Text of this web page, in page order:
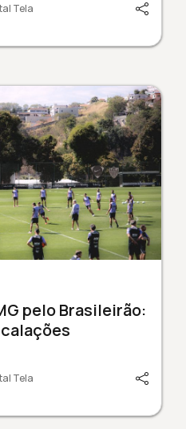
Tela
pelo Brasileirão:
Tela